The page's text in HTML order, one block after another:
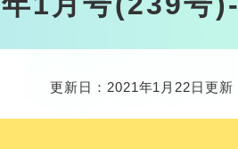
更新日：2021年1月22日更新